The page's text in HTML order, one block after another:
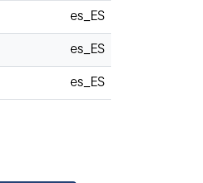
es_ES
es_ES
es_ES